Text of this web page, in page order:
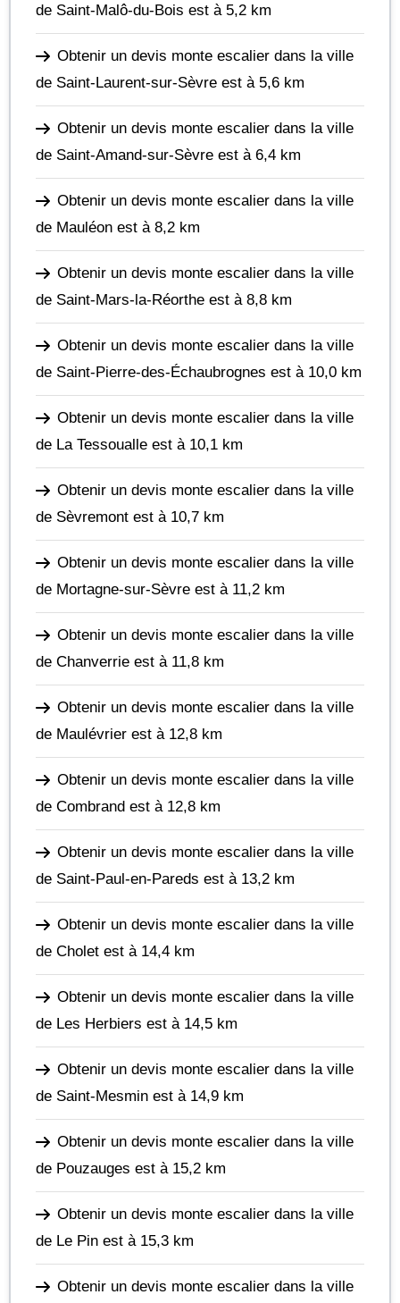
de Saint-Malô-du-Bois est à 5,2 km
Obtenir un devis monte escalier dans la ville
de Saint-Laurent-sur-Sèvre est à 5,6 km
Obtenir un devis monte escalier dans la ville
de Saint-Amand-sur-Sèvre est à 6,4 km
Obtenir un devis monte escalier dans la ville
de Mauléon est à 8,2 km
Obtenir un devis monte escalier dans la ville
de Saint-Mars-la-Réorthe est à 8,8 km
Obtenir un devis monte escalier dans la ville
de Saint-Pierre-des-Échaubrognes est à 10,0 km
Obtenir un devis monte escalier dans la ville
de La Tessoualle est à 10,1 km
Obtenir un devis monte escalier dans la ville
de Sèvremont est à 10,7 km
Obtenir un devis monte escalier dans la ville
de Mortagne-sur-Sèvre est à 11,2 km
Obtenir un devis monte escalier dans la ville
de Chanverrie est à 11,8 km
Obtenir un devis monte escalier dans la ville
de Maulévrier est à 12,8 km
Obtenir un devis monte escalier dans la ville
de Combrand est à 12,8 km
Obtenir un devis monte escalier dans la ville
de Saint-Paul-en-Pareds est à 13,2 km
Obtenir un devis monte escalier dans la ville
de Cholet est à 14,4 km
Obtenir un devis monte escalier dans la ville
de Les Herbiers est à 14,5 km
Obtenir un devis monte escalier dans la ville
de Saint-Mesmin est à 14,9 km
Obtenir un devis monte escalier dans la ville
de Pouzauges est à 15,2 km
Obtenir un devis monte escalier dans la ville
de Le Pin est à 15,3 km
Obtenir un devis monte escalier dans la ville